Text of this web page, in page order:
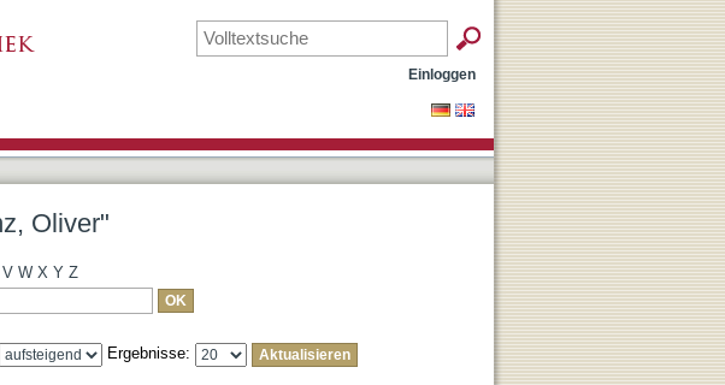
Einloggen
Oliver"
V W X Y Z
Ergebnisse: